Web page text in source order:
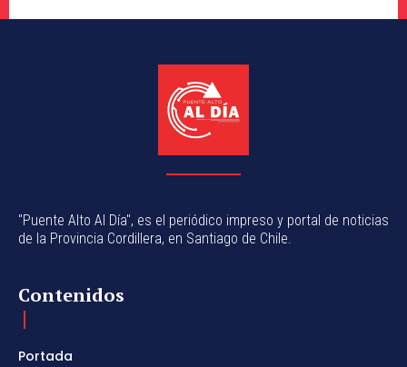
"Puente Alto Al Día", es el periódico impreso y portal de noticias
de la Provincia Cordillera, en Santiago de Chile.
Contenidos
Portada